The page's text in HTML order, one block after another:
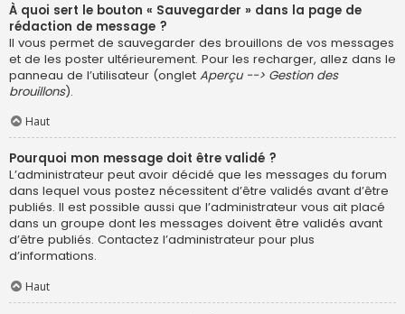
À quoi sert le bouton « Sauvegarder » dans la page de
rédaction de message ?
Il vous permet de sauvegarder des brouillons de vos messages
et de les poster ultérieurement. Pour les recharger, allez dans le
panneau de l’utilisateur (onglet Aperçu --> Gestion des
brouillons).
Haut
Pourquoi mon message doit être validé ?
L’administrateur peut avoir décidé que les messages du forum
dans lequel vous postez nécessitent d’être validés avant d’être
publiés. Il est possible aussi que l’administrateur vous ait placé
dans un groupe dont les messages doivent être validés avant
d’être publiés. Contactez l’administrateur pour plus
d’informations.
Haut